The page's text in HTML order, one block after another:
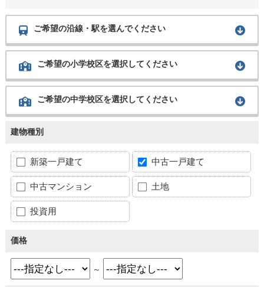
ご希望の沿線・駅を選んでください
ご希望の小学校区を選択してください
ご希望の中学校区を選択してください
建物種別
新築一戸建て 中古一戸建て
中古マンション 土地
投資用
価格
～